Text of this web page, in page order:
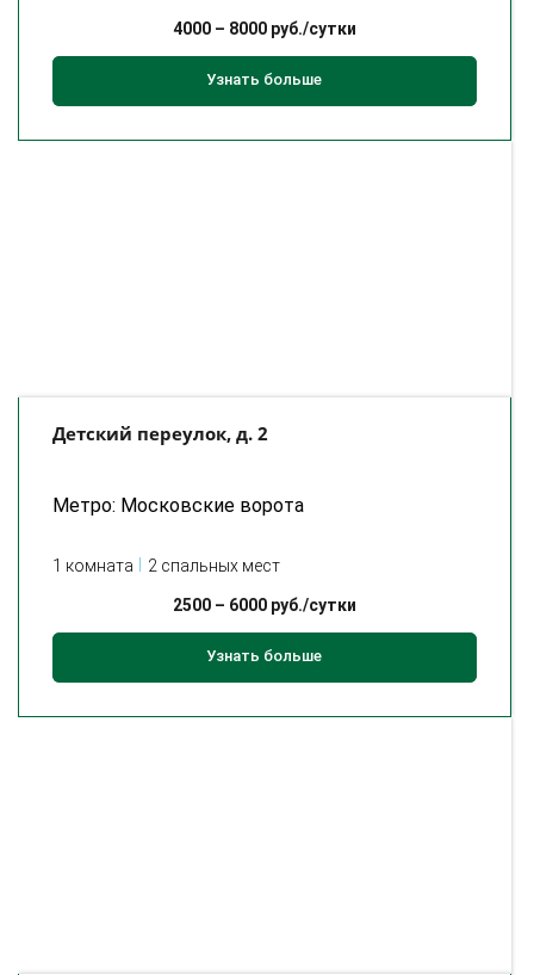
4000– 8000руб./сутки
Узнать больше
Детский переулок, д. 2
Метро: Московские ворота
1 комната 2 спальных мест
2500– 6000руб./сутки
Узнать больше